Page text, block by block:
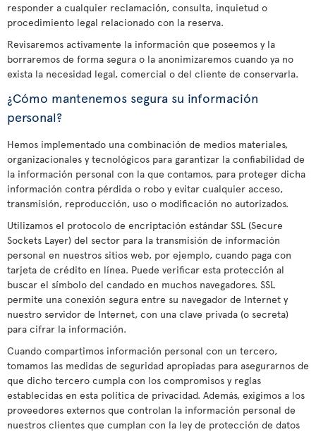
responder a cualquier reclamación, consulta, inquietud o
procedimiento legal relacionado con la reserva.
Revisaremos activamente la información que poseemos y la
borraremos de forma segura o la anonimizaremos cuando ya no
exista la necesidad legal, comercial o del cliente de conservarla.
¿Cómo mantenemos segura su información
personal?
Hemos implementado una combinación de medios materiales,
organizacionales y tecnológicos para garantizar la confiabilidad de
la información personal con la que contamos, para proteger dicha
información contra pérdida o robo y evitar cualquier acceso,
transmisión, reproducción, uso o modificación no autorizados.
Utilizamos el protocolo de encriptación estándar SSL (Secure
Sockets Layer) del sector para la transmisión de información
personal en nuestros sitios web, por ejemplo, cuando paga con
tarjeta de crédito en línea. Puede verificar esta protección al
buscar el símbolo del candado en muchos navegadores. SSL
permite una conexión segura entre su navegador de Internet y
nuestro servidor de Internet, con una clave privada (o secreta)
para cifrar la información.
Cuando compartimos información personal con un tercero,
tomamos las medidas de seguridad apropiadas para asegurarnos de
que dicho tercero cumpla con los compromisos y reglas
establecidas en esta política de privacidad. Además, exigimos a los
proveedores externos que controlan la información personal de
nuestros clientes que cumplan con la ley de protección de datos